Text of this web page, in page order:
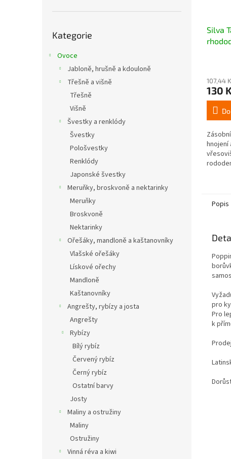
kategorie
Kategorie
Ovoce
Jabloně, hrušně a kdouloně
Třešně a višně
Třešně
Višně
Švestky a renklódy
Švestky
Pološvestky
Renklódy
Japonské švestky
Meruňky, broskvoně a nektarinky
Meruňky
Broskvoně
Nektarinky
Ořešáky, mandloně a kaštanovníky
Vlašské ořešáky
Lískové ořechy
Mandloně
Kaštanovníky
Angrešty, rybízy a josta
Angrešty
Rybízy
Bílý rybíz
Červený rybíz
Černý rybíz
Ostatní barvy
Josty
Maliny a ostružiny
Maliny
Ostružiny
Vinná réva a kiwi
Silva
107,44
130
hnojení
Popis
pro
Pro
k